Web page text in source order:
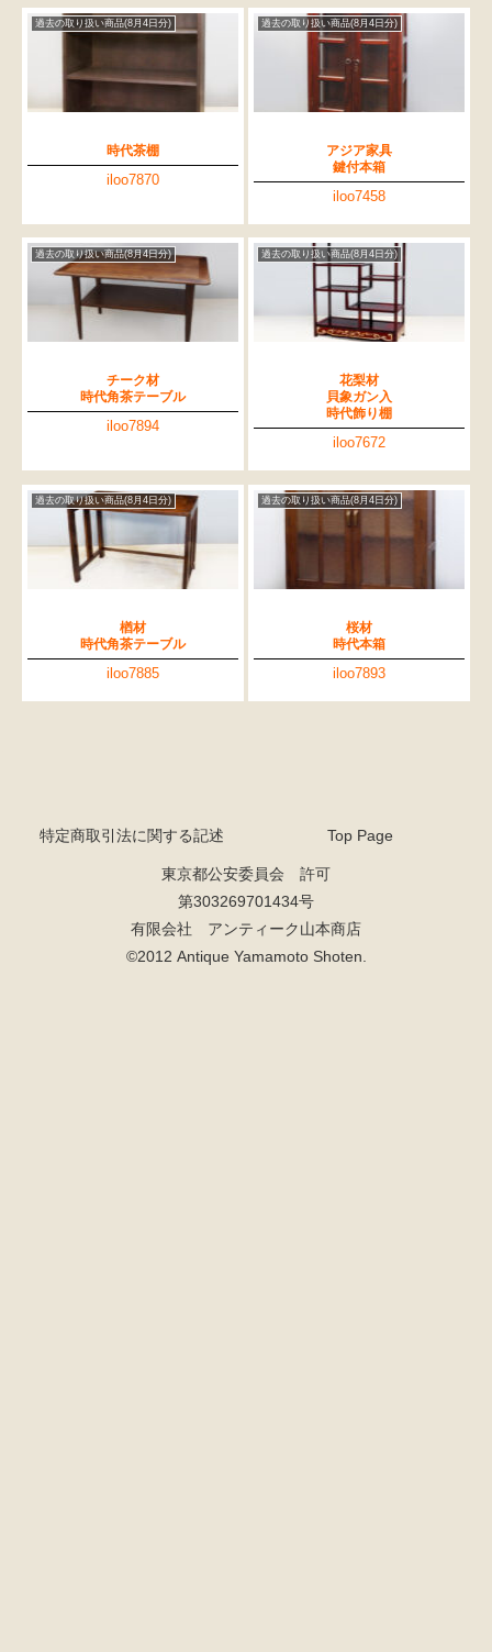
過去の取り扱い商品(8月4日分)
時代茶棚
iloo7870
過去の取り扱い商品(8月4日分)
アジア家具
鍵付本箱
iloo7458
過去の取り扱い商品(8月4日分)
チーク材
時代角茶テーブル
iloo7894
過去の取り扱い商品(8月4日分)
花梨材
貝象ガン入
時代飾り棚
iloo7672
過去の取り扱い商品(8月4日分)
楢材
時代角茶テーブル
iloo7885
過去の取り扱い商品(8月4日分)
桜材
時代本箱
iloo7893
特定商取引法に関する記述 Top Page
東京都公安委員会 許可
第303269701434号
有限会社 アンティーク山本商店
©2012 Antique Yamamoto Shoten.
人気の検索キーワード
2990
水屋箪笥 2905 2873 箪笥